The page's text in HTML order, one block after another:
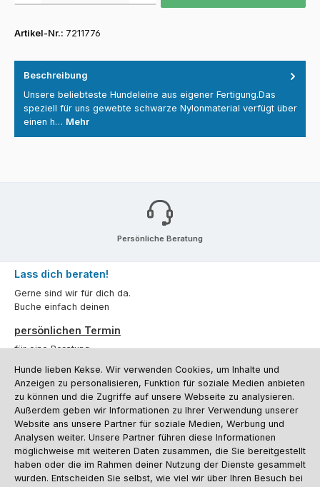
Artikel-Nr.: 7211776
Beschreibung
Unsere beliebteste Hundeleine aus eigener Fertigung.Das
speziell für uns gewebte schwarze Nylonmaterial verfügt über
einen h… Mehr
Persönliche Beratung
Lass dich beraten!
Gerne sind wir für dich da.
Buche einfach deinen
persönlichen Termin
für eine Beratung.
Oder über unserKontaktformular.
Vertrag widerrufen
Kundenservice
Informationen
Hunde lieben Kekse. Wir verwenden Cookies, um Inhalte und
Anzeigen zu personalisieren, Funktion für soziale Medien anbieten
zu können und die Zugriffe auf unsere Webseite zu analysieren.
Außerdem geben wir Informationen zu Ihrer Verwendung unserer
Website ans unsere Partner für soziale Medien, Werbung und
Analysen weiter. Unsere Partner führen diese Informationen
möglichweise mit weiteren Daten zusammen, die Sie bereitgestellt
haben oder die im Rahmen deiner Nutzung der Dienste gesammelt
wurden. Entscheiden Sie selbst, wie viel wir über Ihren Besuch bei